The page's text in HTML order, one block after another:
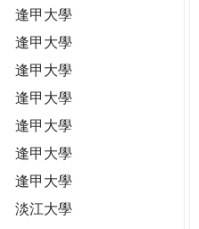
逢甲大學
逢甲大學
逢甲大學
逢甲大學
逢甲大學
逢甲大學
逢甲大學
淡江大學